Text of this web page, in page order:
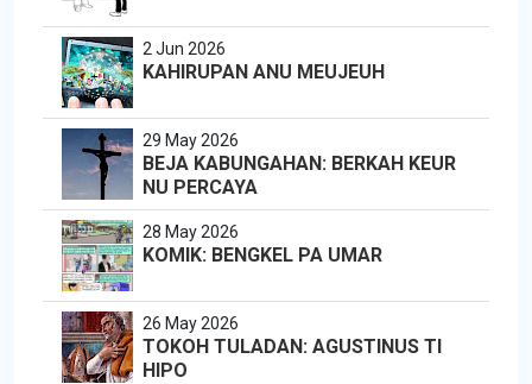
2 Jun 2026
KAHIRUPAN ANU MEUJEUH
29 May 2026
BEJA KABUNGAHAN: BERKAH KEUR
NU PERCAYA
28 May 2026
KOMIK: BENGKEL PA UMAR
26 May 2026
TOKOH TULADAN: AGUSTINUS TI
HIPO